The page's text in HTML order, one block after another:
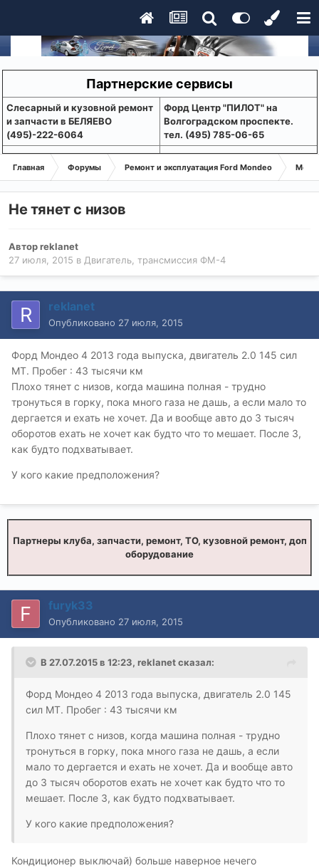
Партнерские сервисы
Слесарный и кузовной ремонт
и запчасти в БЕЛЯЕВО
(495)-222-6064
Форд Центр "ПИЛОТ" на
Волгоградском проспекте.
тел. (495) 785-06-65
Главная Форумы Ремонт и эксплуатация Ford Mondeo
Не тянет с низов
Авторreklanet
27 июля, 2015 в Двигатель, трансмиссия ФМ-4
reklanet
Опубликовано 27 июля, 2015
Форд Мондео 4 2013 года выпуска, двигатель 2.0 145 сил
MT. Пробег : 43 тысячи км
Плохо тянет с низов, когда машина полная - трудно
тронуться в горку, пока много газа не дашь, а если мало то
дергается и ехать не хочет. Да и вообще авто до 3 тысяч
оборотов ехать не хочет как будто что то мешает. После 3,
как будто подхватывает.
У кого какие предположения?
Партнеры клуба, запчасти, ремонт, ТО, кузовной ремонт, доп
оборудование
furyk33
Опубликовано 27 июля, 2015
В 27.07.2015 в 12:23, reklanet сказал:
Форд Мондео 4 2013 года выпуска, двигатель 2.0 145
сил MT. Пробег : 43 тысячи км
Плохо тянет с низов, когда машина полная - трудно
тронуться в горку, пока много газа не дашь, а если
мало то дергается и ехать не хочет. Да и вообще авто
до 3 тысяч оборотов ехать не хочет как будто что то
мешает. После 3, как будто подхватывает.
У кого какие предположения?
Кондиционер выключай) больше наверное нечего